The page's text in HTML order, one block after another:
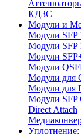
КДЗС
Модули и
Модули SFP
Модули SFP
Модули
Модули
Модули для
Модули для
Модули SFP
Direct Attach